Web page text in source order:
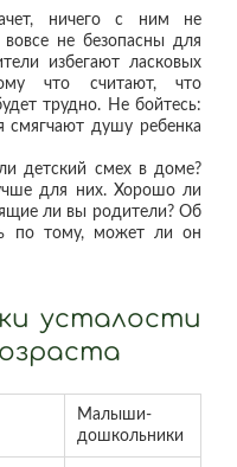
ничего с ним не
вовсе не безопасны для
избегают ласковых
что считают, что
трудно. Не бойтесь:
смягчают душу ребенка
детский смех в доме?
для них. Хорошо ли
ли вы родители? Об
по тому, может ли он
усталости
Малыши-
дошкольники